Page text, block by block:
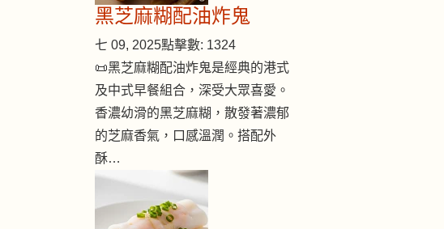
黑芝麻糊配油炸鬼
七 09, 2025點擊數: 1324
📜黑芝麻糊配油炸鬼是經典的港式
及中式早餐組合，深受大眾喜愛。
香濃幼滑的黑芝麻糊，散發著濃郁
的芝麻香氣，口感溫潤。搭配外
酥…